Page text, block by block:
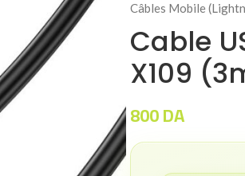
Câbles Mobile
Cable
X109
800DA